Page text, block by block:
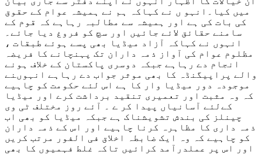
میں کیا۔انہو ں نے کہاکہ ہم نے ہمیشہ عوام کے حقوق
کی بات کی ہے اور ہمیشہ سے مطالبہ رہاہے کہ قوم کے
سامنے حقائق لائے جائیں اور سچ کو فروغ دیا جائے۔
انہوں نے کہاکہ آزاد میڈیا بھی پسے ہوئے طبقات ،
مظلوم عوام کی آواز ذمہ داران تک پہنچانے کا فریضہ
انجام دے رہاہے جبکہ دوسری پاکستان کے خلاف ہونے
والے پراپیگنڈہ کا بھی موثر جواب دے رہاہے انہوںنے
موجودہ دور میڈیا وار کا ہے اس لئے حکومت کو چاہیے
کہ وہ مثبت اور تعمیری تنقید برداشت کرے اور میڈیا
کےلئے آسانیاں پیدا کر ے ۔ آئے روز مختلف ٹی وی
چینلز کی بندش تشویشناک ہے جبکہ میڈیا کو بھی اب
ذمہ داری کا مظاہرہ کرنا چاہیے اور اس کے ذمہ داران
کو چاہیے کہ وہ ایک ضابطہ اخلاق فی الفور مرتب کریں
اور اس پر عملدرآمد کرائیں تاکہ غلط فہمیوں کا بھی